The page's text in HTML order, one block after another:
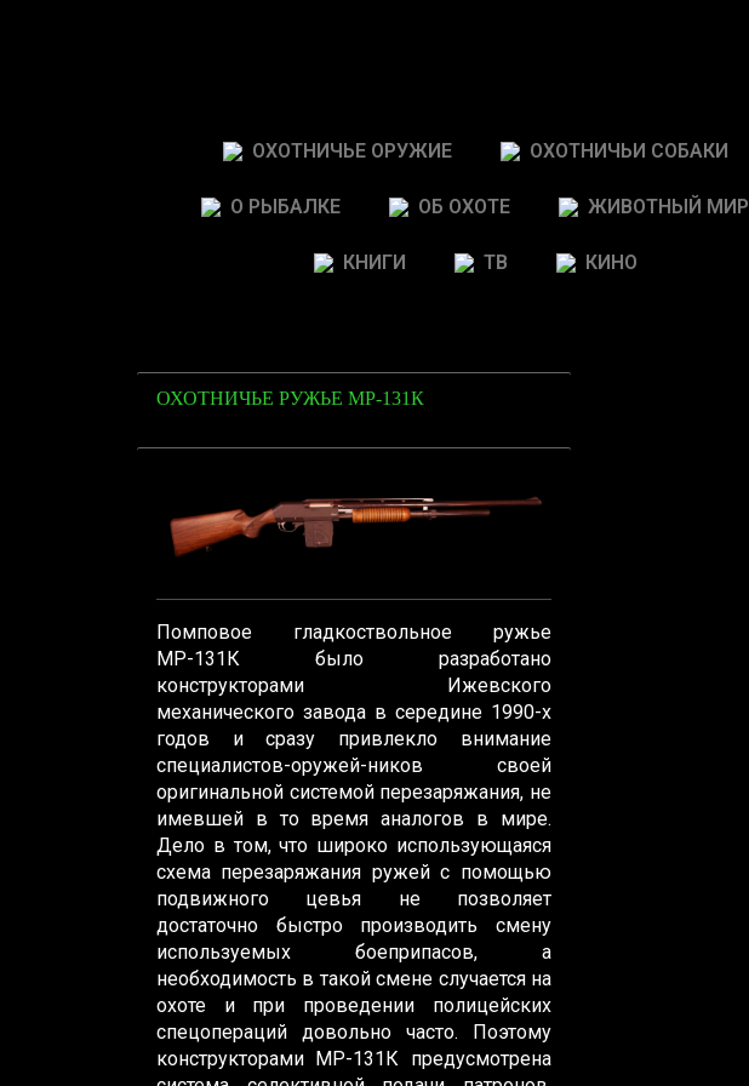
ОХОТНИЧЬЕ ОРУЖИЕ ОХОТНИЧЬИ СОБАКИ
О РЫБАЛКЕ ОБ ОХОТЕ ЖИВОТНЫЙ МИР
КНИГИ ТВ КИНО
ОХОТНИЧЬЕ РУЖЬЕ МР-131К
Помповое гладкоствольное ружье
МР-131К было разработано
конструкторами Ижевского
механического завода в середине 1990-х
годов и сразу привлекло внимание
специалистов-оружей-ников своей
оригинальной системой перезаряжания, не
имевшей в то время аналогов в мире.
Дело в том, что широко использующаяся
схема перезаряжания ружей с помощью
подвижного цевья не позволяет
достаточно быстро производить смену
используемых боеприпасов, а
необходимость в такой смене случается на
охоте и при проведении полицейских
спецопераций довольно часто. Поэтому
конструкторами МР-131К предусмотрена